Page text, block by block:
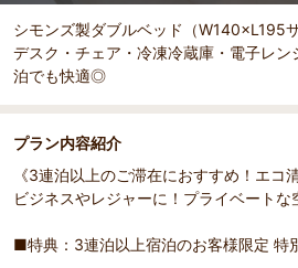
シモンズ製ダブルベッド（W140×L195
デスク・チェア・冷凍冷蔵庫・電子レン
泊でも快適◎
プラン内容紹介
《3連泊以上のご滞在におすすめ！エコ
ビジネスやレジャーに！プライベート
■特典：3連泊以上宿泊のお客様限定 特